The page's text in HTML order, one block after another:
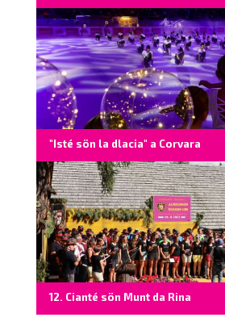
"Isté sön la dlacia" a Corvara
12. Cianté sön Munt da Rina